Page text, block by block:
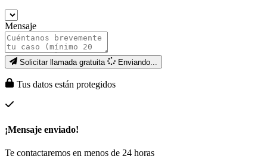
Mensaje
Solicitar llamada gratuita Enviando...
Tus datos están protegidos
¡Mensaje enviado!
Te contactaremos en menos de 24 horas